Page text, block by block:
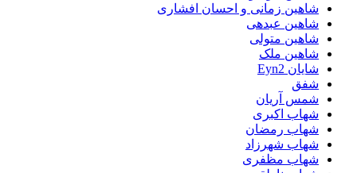
شاهین زمانی و احسان افشاری
شاهین عبدهی
شاهین متولی
شاهین ملک
شایان Eyn2
شفق
شمس آریان
شهاب اکبری
شهاب رمضان
شهاب شهرزاد
شهاب مظفری